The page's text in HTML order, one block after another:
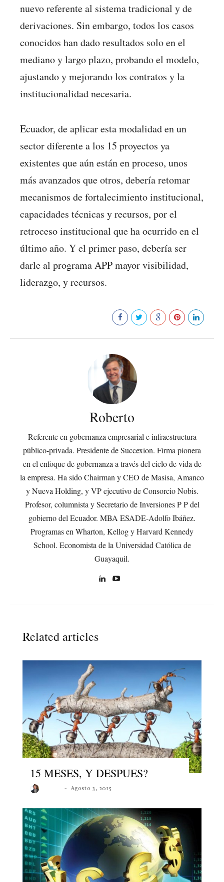
nuevo referente al sistema tradicional y de
derivaciones. Sin embargo, todos los casos
conocidos han dado resultados solo en el
mediano y largo plazo, probando el modelo,
ajustando y mejorando los contratos y la
institucionalidad necesaria.
Ecuador, de aplicar esta modalidad en un
sector diferente a los 15 proyectos ya
existentes que aún están en proceso, unos
más avanzados que otros, debería retomar
mecanismos de fortalecimiento institucional,
capacidades técnicas y recursos, por el
retroceso institucional que ha ocurrido en el
último año. Y el primer paso, debería ser
darle al programa APP mayor visibilidad,
liderazgo, y recursos.
Roberto
Referente en gobernanza empresarial e infraestructura
público-privada. Presidente de Succexion. Firma pionera
en el enfoque de gobernanza a través del ciclo de vida de
la empresa. Ha sido Chairman y CEO de Masisa, Amanco
y Nueva Holding, y VP ejecutivo de Consorcio Nobis.
Profesor, columnista y Secretario de Inversiones P P del
gobierno del Ecuador. MBA ESADE-Adolfo Ibáñez.
Programas en Wharton, Kellog y Harvard Kennedy
School. Economista de la Universidad Católica de
Guayaquil.
Related articles
15 MESES, Y DESPUES?
Agosto 3, 2015